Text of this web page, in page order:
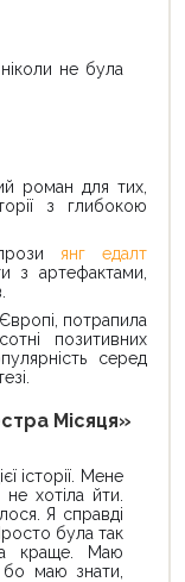
не була
роман для тих,
з глибокою
янг едалт
з артефактами,
потрапила
позитивних
серед
Місяця»
історії. Мене
хотіла йти.
Я справді
була так
краще. Маю
бо маю знати,